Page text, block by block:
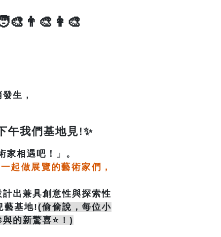
生，
午我們基地見!✨
相遇吧！」。
起做展覽的藝術家們，
出兼具創意性與探索性
藝基地! (偷偷說，每位小
的新驚喜⭐！)